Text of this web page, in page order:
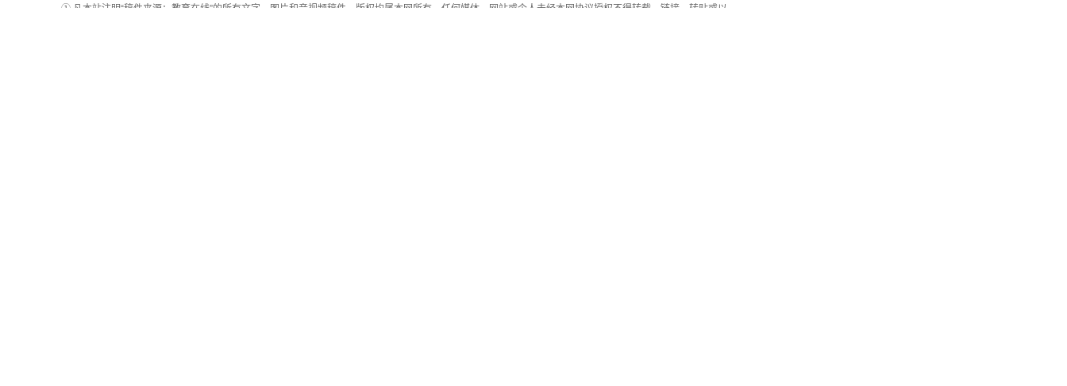
① 凡本站注明“稿件来源：教育在线”的所有文字、图片和音视频稿件，版权均属本网所有，任何媒体、网站或个人未经本网协议授权不得转载、链接、转贴或以